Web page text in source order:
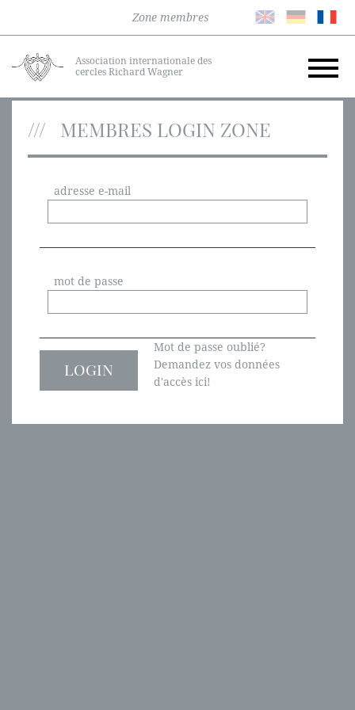
Zone membres
Association internationale des
cercles Richard Wagner
MEMBRES LOGIN ZONE
adresse e-mail
mot de passe
Mot de passe oublié?
Demandez vos données
d'accès ici!